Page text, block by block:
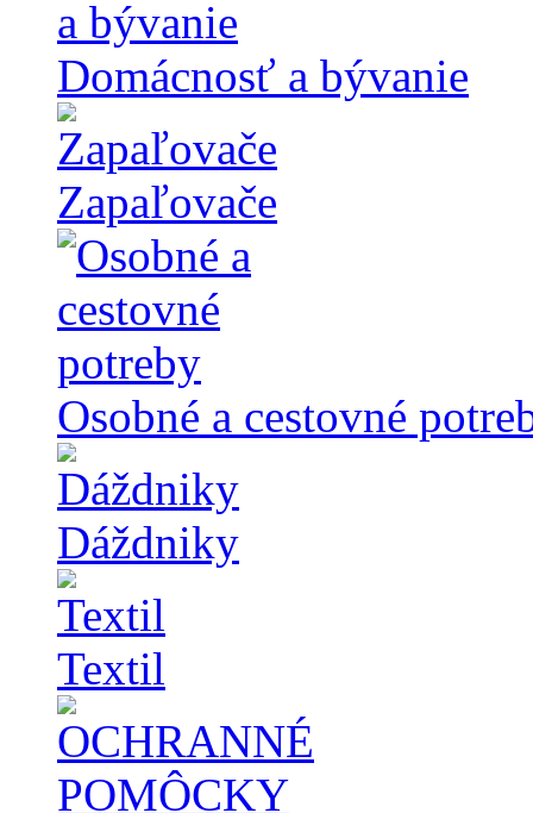
Domácnosť a bývanie
Zapaľovače
Osobné a cestovné
Dáždniky
Textil